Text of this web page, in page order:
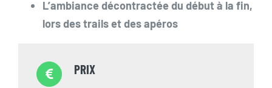
L’ambiance décontractée du début à la fin,
lors des trails et des apéros
PRIX